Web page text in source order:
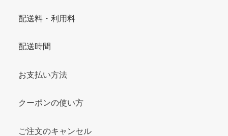
配送料・利用料
配送時間
お支払い方法
クーポンの使い方
ご注文のキャンセル